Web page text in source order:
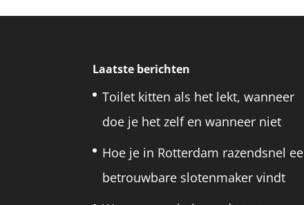
Laatste berichten
Toilet kitten als het lekt, wanneer
doe je het zelf en wanneer niet
Hoe je in Rotterdam razendsnel
betrouwbare slotenmaker vindt